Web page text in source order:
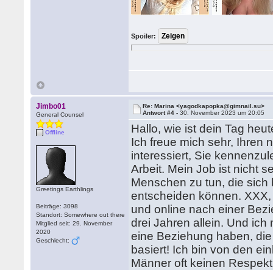
Spoiler:
Jimbo01
General Counsel
Offline
Greetings Earthlings
Beiträge: 3098
Standort: Somewhere out there
Mitglied seit: 29. November
2020
Geschlecht:
Re: Marina <yagodkapopka@gimnail.su>
Antwort #4 -30. November 2023 um 20:05
Hallo, wie ist dein Tag
Ich freue mich sehr, Ihren
interessiert, Sie
Arbeit. Mein Job ist nicht
Menschen zu tun, die
entscheiden können.
und online nach einer
drei Jahren allein. Und ich
eine Beziehung haben,
basiert! Ich bin von den
Männer oft keinen